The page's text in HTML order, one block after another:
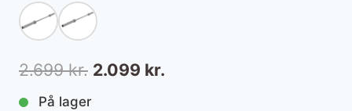
2.699kr. Den
2.099 kr.
På lager